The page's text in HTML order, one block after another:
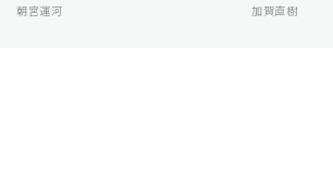
朝宮運河
加賀直樹